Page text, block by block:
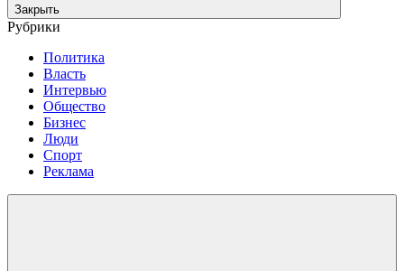
Закрыть
Рубрики
Политика
Власть
Интервью
Общество
Бизнес
Люди
Спорт
Реклама